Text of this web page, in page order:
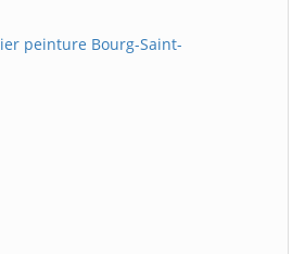
peinture Bourg-Saint-